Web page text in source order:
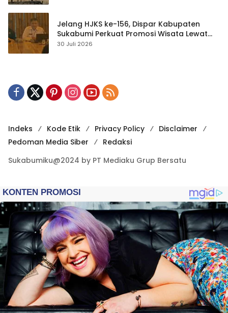
Jelang HJKS ke-156, Dispar Kabupaten
Sukabumi Perkuat Promosi Wisata Lewat
Publikasi Digital
30 Juli 2026
Indeks Kode Etik Privacy Policy
Disclaimer
Pedoman Media Siber
Redaksi
Sukabumiku@2024 by PT Mediaku Grup Bersatu